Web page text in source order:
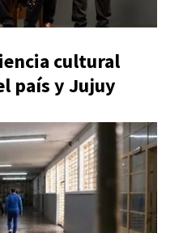
cultural
país y Jujuy